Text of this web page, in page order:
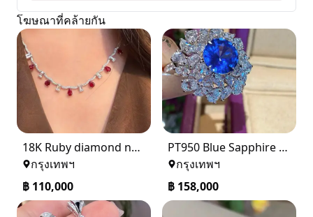
โฆษณาที่คล้ายกัน
18K Ruby diamond necklace
กรุงเทพฯ
฿ 110,000
PT950 Blue Sapphire Ring
กรุงเทพฯ
฿ 158,000